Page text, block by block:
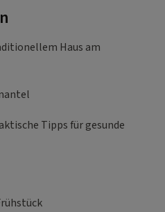
Haus am
Tipps für gesunde